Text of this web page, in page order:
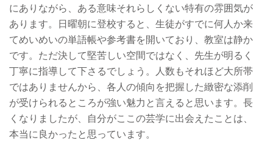
にありながら、ある意味それらしくない特有の雰囲気が
あります。日曜朝に登校すると、生徒がすでに何人か来
てめいめいの単語帳や参考書を開いており、教室は静か
です。ただ決して堅苦しい空間ではなく、先生が明るく
丁寧に指導して下さるでしょう。人数もそれほど大所帯
ではありませんから、各人の傾向を把握した緻密な添削
が受けられるところが強い魅力と言えると思います。長
くなりましたが、自分がここの芸学に出会えたことは、
本当に良かったと思っています。